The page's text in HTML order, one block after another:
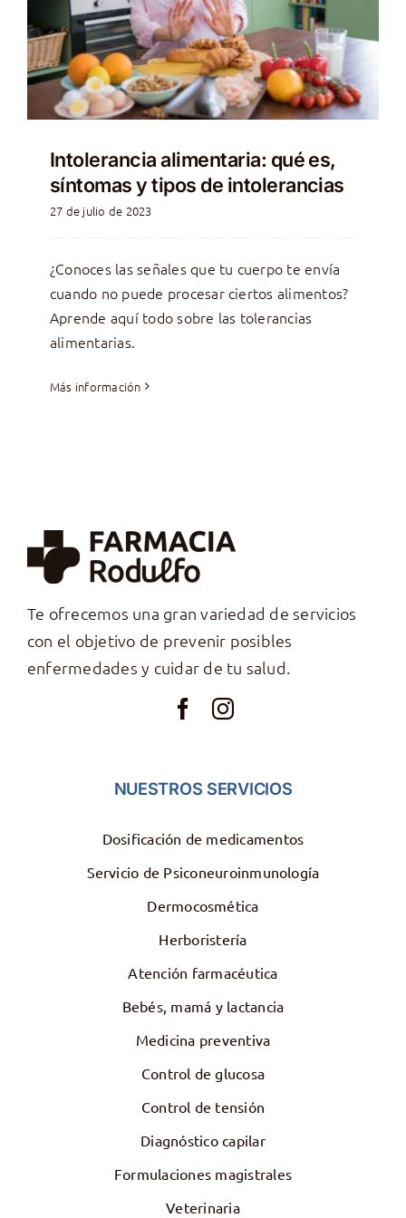
Intolerancia alimentaria: qué es,
síntomas y tipos de intolerancias
27 de julio de 2023
¿Conoces las señales que tu cuerpo te envía
cuando no puede procesar ciertos alimentos?
Aprende aquí todo sobre las tolerancias
alimentarias.
Más información
Te ofrecemos una gran variedad de servicios
con el objetivo de prevenir posibles
enfermedades y cuidar de tu salud.
NUESTROS SERVICIOS
Dosificación de medicamentos
Servicio de Psiconeuroinmunología
Dermocosmética
Herboristería
Atención farmacéutica
Bebés, mamá y lactancia
Medicina preventiva
Control de glucosa
Control de tensión
Diagnóstico capilar
Formulaciones magistrales
Veterinaria